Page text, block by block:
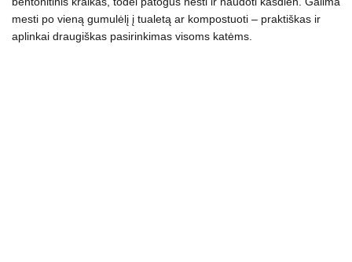
mesti po vieną gumulėlį į tualetą ar kompostuoti – praktiškas ir
aplinkai draugiškas pasirinkimas visoms katėms.